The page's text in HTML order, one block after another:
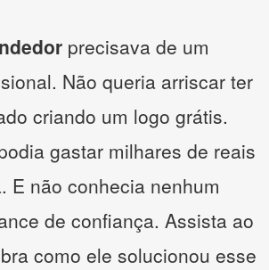
precisava de um
Não queria arriscar ter
criando um logo grátis.
gastar milhares de reais
E não conhecia nenhum
de confiança. Assista ao
como ele solucionou esse